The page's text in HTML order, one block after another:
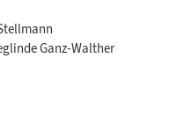
Ganz-Walther